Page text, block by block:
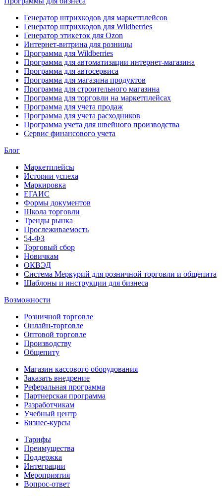
Генератор штрихкодов для маркетплейсов
Генератор штрихкодов для Wildberries
Генератор этикеток для Ozon
Интернет-витрина для розницы
Программа для Wildberries
Программа для автоматизации интернет-магазина
Программа для автосервиса
Программа для магазина продуктов
Программа для строительного магазина
Программа для торговли на маркетплейсах
Программа для учета продаж
Программа для учета расходников
Программа учета для швейного производства
Сервис финансового учета
Блог
Маркетплейсы
Истории успеха
Маркировка
ЕГАИС
Формы документов
Школа торговли
Тренды рынка
Прослеживаемость
54-ФЗ
Торговый сбор
Новичкам
ОКВЭД
Система Меркурий для розничной торговли и общепита
Шаблоны и инструкции для бизнеса
Возможности
Розничной торговле
Онлайн-торговле
Оптовой торговле
Производству
Общепиту
Магазин кассового оборудования
Заказать внедрение
Реферальная программа
Партнерская программа
Разработчикам
Учебный центр
Бизнес‑курсы
Тарифы
Преимущества
Поддержка
Интеграции
Мероприятия
Вопрос-ответ